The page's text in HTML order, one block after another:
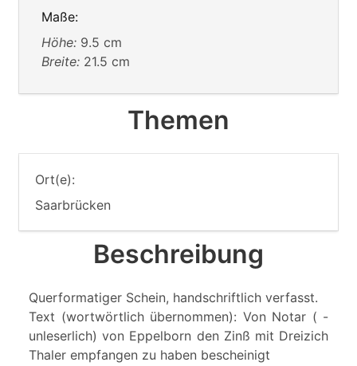
Maße:
Höhe: 9.5 cm
Breite: 21.5 cm
Themen
Ort(e):
Saarbrücken
Beschreibung
Querformatiger Schein, handschriftlich verfasst.
Text (wortwörtlich übernommen): Von Notar ( -
unleserlich) von Eppelborn den Zinß mit Dreizich
Thaler empfangen zu haben bescheinigt